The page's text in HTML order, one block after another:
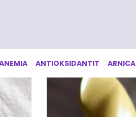
ANTIOKSIDANTIT ARNICA